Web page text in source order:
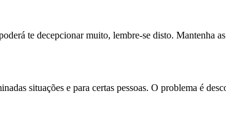
te decepcionar muito, lembre-se disto. Mantenha
situações e para certas pessoas. O problema é